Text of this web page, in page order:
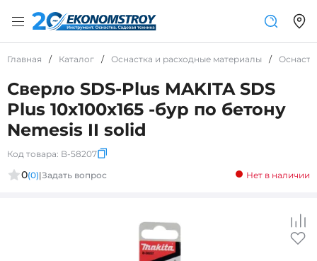
Главная / Каталог / Оснастка и расходные материалы /
Сверло SDS-Plus MAKITA SDS
Plus 10х100х165 -бур по бетону
Nemesis II solid
Код товара: B-58207
0(0)|Задать вопрос Нет в наличии